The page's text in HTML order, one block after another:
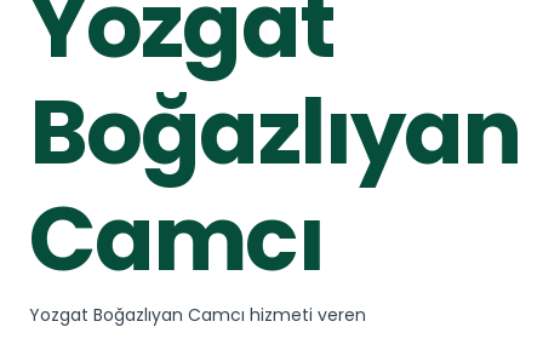
Yozgat
Boğazlıyan
Camcı
Yozgat Boğazlıyan Camcı hizmeti veren